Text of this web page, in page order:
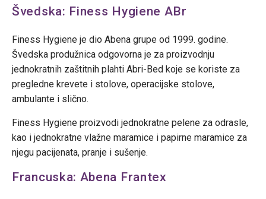
Švedska: Finess Hygiene ABr
Finess Hygiene je dio Abena grupe od 1999. godine.
Švedska produžnica odgovorna je za proizvodnju
jednokratnih zaštitnih plahti Abri-Bed koje se koriste za
pregledne krevete i stolove, operacijske stolove,
ambulante i slično.
Finess Hygiene proizvodi jednokratne pelene za odrasle,
kao i jednokratne vlažne maramice i papirne maramice za
njegu pacijenata, pranje i sušenje.
Francuska: Abena Frantex